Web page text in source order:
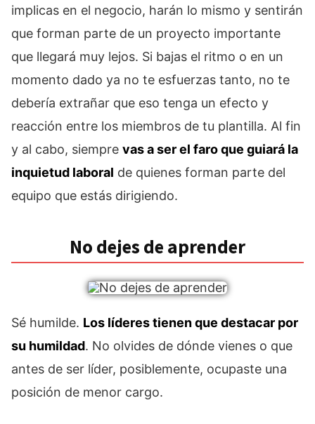
implicas en el negocio, harán lo mismo y sentirán
que forman parte de un proyecto importante
que llegará muy lejos. Si bajas el ritmo o en un
momento dado ya no te esfuerzas tanto, no te
debería extrañar que eso tenga un efecto y
reacción entre los miembros de tu plantilla. Al fin
y al cabo, siempre vas a ser el faro que guiará la
inquietud laboral de quienes forman parte del
equipo que estás dirigiendo.
No dejes de aprender
Sé humilde. Los líderes tienen que destacar por
su humildad. No olvides de dónde vienes o que
antes de ser líder, posiblemente, ocupaste una
posición de menor cargo.